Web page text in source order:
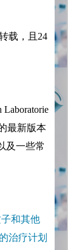
载，且24
最新版本
及一些常
和其他
治疗计划